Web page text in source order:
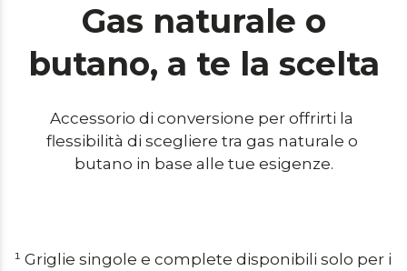
Gas naturale o
butano, a te la scelta
Accessorio di conversione per offrirti la
flessibilità di scegliere tra gas naturale o
butano in base alle tue esigenze.
¹ Griglie singole e complete disponibili solo per i